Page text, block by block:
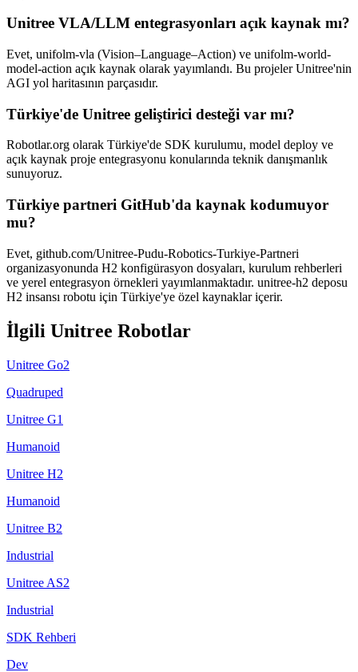
Unitree VLA/LLM entegrasyonları açık kaynak mı?
Evet, unifolm-vla (Vision–Language–Action) ve unifolm-world-
model-action açık kaynak olarak yayımlandı. Bu projeler Unitree'nin
AGI yol haritasının parçasıdır.
Türkiye'de Unitree geliştirici desteği var mı?
Robotlar.org olarak Türkiye'de SDK kurulumu, model deploy ve
açık kaynak proje entegrasyonu konularında teknik danışmanlık
sunuyoruz.
Türkiye partneri GitHub'da kaynak kodumuyor
mu?
Evet, github.com/Unitree-Pudu-Robotics-Turkiye-Partneri
organizasyonunda H2 konfigürasyon dosyaları, kurulum rehberleri
ve yerel entegrasyon örnekleri yayımlanmaktadır. unitree-h2 deposu
H2 insansı robotu için Türkiye'ye özel kaynaklar içerir.
İlgili Unitree Robotlar
Unitree Go2
Quadruped
Unitree G1
Humanoid
Unitree H2
Humanoid
Unitree B2
Industrial
Unitree AS2
Industrial
SDK Rehberi
Dev